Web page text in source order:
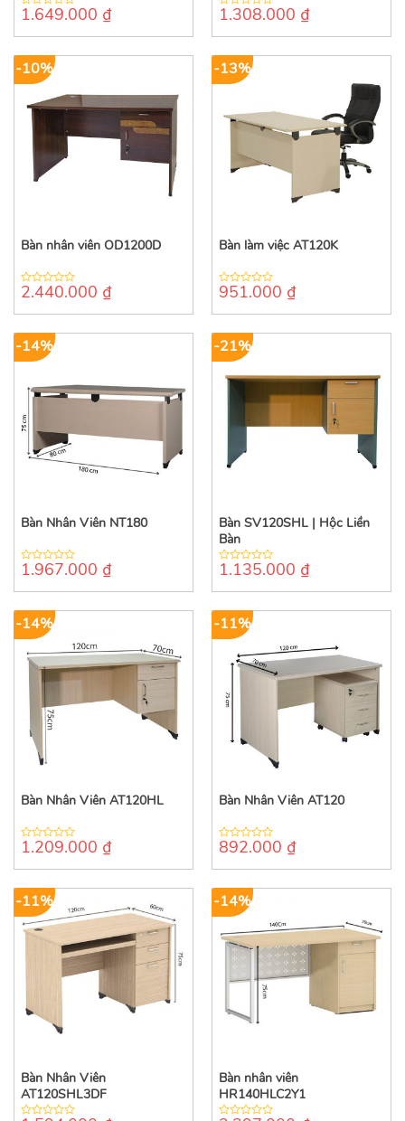
0
of
1.649.000 ₫
0
of
1.308.000 ₫
-10%
Bàn nhân viên OD1200D
0
of
2.440.000 ₫
-13%
Bàn làm việc AT120K
0
of
951.000 ₫
-14%
Bàn Nhân Viên NT180
0
of
1.967.000 ₫
-21%
Bàn SV120SHL | Hộc Liền
Bàn
0
of
1.135.000 ₫
-14%
Bàn Nhân Viên AT120HL
0
of
1.209.000 ₫
-11%
Bàn Nhân Viên AT120
0
of
892.000 ₫
-11%
Bàn Nhân Viên
AT120SHL3DF
-14%
Bàn nhân viên
HR140HLC2Y1